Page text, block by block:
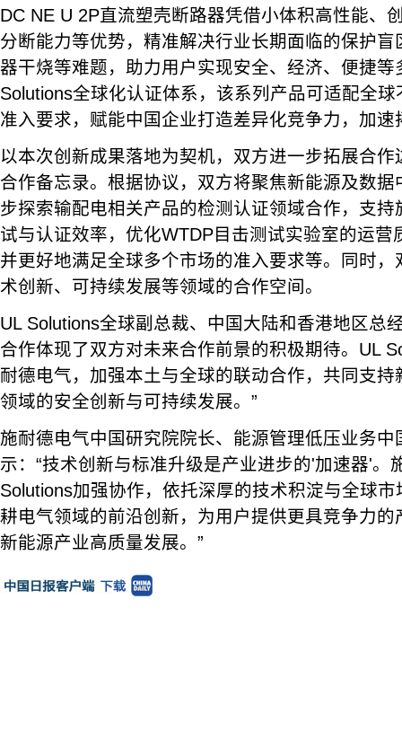
DC NE U 2P直流塑壳断路器凭借小体积高性能、
分断能力等优势，精准解决行业长期面临的保护
器干烧等难题，助力用户实现安全、经济、便捷等
Solutions全球化认证体系，该系列产品可适配全
准入要求，赋能中国企业打造差异化竞争力，加速
以本次创新成果落地为契机，双方进一步拓展合
合作备忘录。根据协议，双方将聚焦新能源及数
步探索输配电相关产品的检测认证领域合作，支
试与认证效率，优化WTDP目击测试实验室的运营
并更好地满足全球多个市场的准入要求等。同时
术创新、可持续发展等领域的合作空间。
UL Solutions全球副总裁、中国大陆和香港地区总
合作体现了双方对未来合作前景的积极期待。UL
耐德电气，加强本土与全球的联动合作，共同支
领域的安全创新与可持续发展。”
施耐德电气中国研究院院长、能源管理低压业务
示：“技术创新与标准升级是产业进步的'加速器'。
Solutions加强协作，依托深厚的技术积淀与全球
耕电气领域的前沿创新，为用户提供更具竞争力
新能源产业高质量发展。”